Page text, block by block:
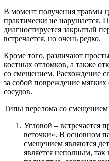
В момент получения травмы
практически не нарушается.
диагностируется закрытый
встречается, но очень редко.
Кроме того, различают
костных отломков, а также
со смещением. Расхождение
за собой повреждение
сосудов.
Типы перелома со
Угловой – встречается
веточки». В основном
смещением являются
является неполным, так